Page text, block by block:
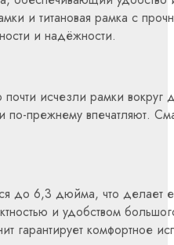
и титановая рамка с
и надёжности.
исчезли рамки вокруг
по-прежнему впечатляют.
до 6,3 дюйма, что делает
и удобством
гарантирует комфортное